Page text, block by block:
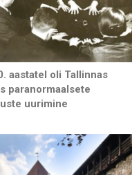
aastatel oli Tallinnas
paranormaalsete
uurimine